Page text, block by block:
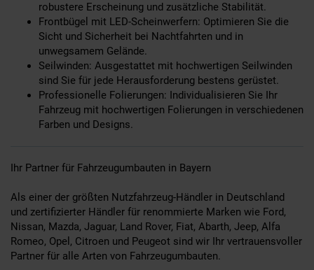
robustere Erscheinung und zusätzliche Stabilität.
Frontbügel mit LED-Scheinwerfern: Optimieren Sie die
Sicht und Sicherheit bei Nachtfahrten und in
unwegsamem Gelände.
Seilwinden: Ausgestattet mit hochwertigen Seilwinden
sind Sie für jede Herausforderung bestens gerüstet.
Professionelle Folierungen: Individualisieren Sie Ihr
Fahrzeug mit hochwertigen Folierungen in verschiedenen
Farben und Designs.
Ihr Partner für Fahrzeugumbauten in Bayern
Als einer der größten Nutzfahrzeug-Händler in Deutschland
und zertifizierter Händler für renommierte Marken wie Ford,
Nissan, Mazda, Jaguar, Land Rover, Fiat, Abarth, Jeep, Alfa
Romeo, Opel, Citroen und Peugeot sind wir Ihr vertrauensvoller
Partner für alle Arten von Fahrzeugumbauten.